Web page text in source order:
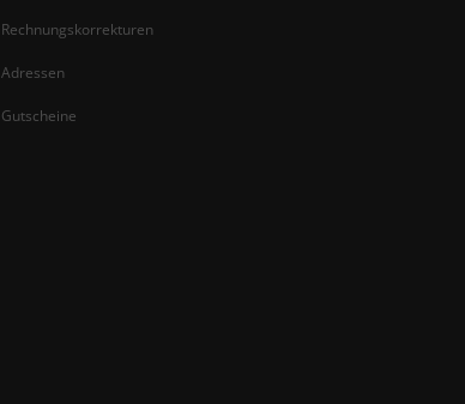
Rechnungskorrekturen
Adressen
Gutscheine